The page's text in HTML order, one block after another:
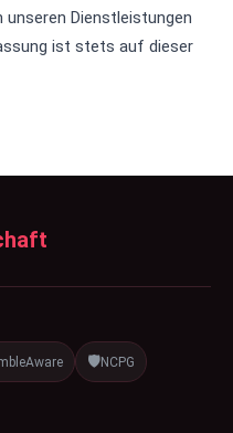
Dienstleistungen
ist stets auf dieser
🛡️NCPG